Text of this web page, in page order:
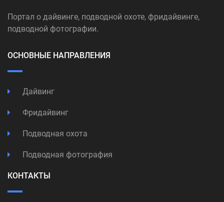
Портал о дайвинге, подводной охоте, фридайвинге,
подводной фотографии.
ОСНОВНЫЕ НАПРАВЛЕНИЯ
Дайвинг
Фридайвинг
Подводная охота
Подводная фотография
КОНТАКТЫ